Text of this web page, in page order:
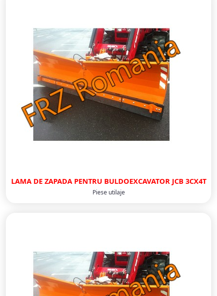
LAMA DE ZAPADA PENTRU BULDOEXCAVATOR JCB 3CX4T
Piese utilaje